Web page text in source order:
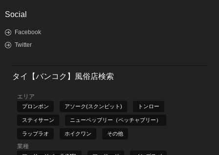
Social
Facebook
Twitter
タイ【バンコク】風俗店検索
エリア
プロンポン アソーク(スクンビット) トンロー
スティサーン ニューペッブリー（ペッチャブリー）
ラップラオ ホイクワン その他
業種